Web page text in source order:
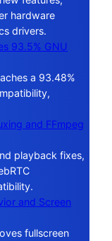
hardware
drivers.
93.5% GNU
a 93.48%
and FFmpeg
playback fixes,
and Screen
fullscreen